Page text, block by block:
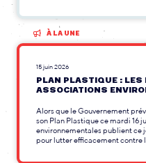
À LA UNE
15 juin 2026
PLAN PLASTIQUE : LES
ASSOCIATIONS
Alors que le Gouvernement
son Plan Plastique ce mardi 16
environnementales publient ce
pour lutter efficacement contre